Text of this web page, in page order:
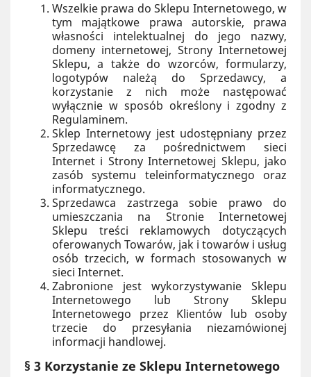
Wszelkie prawa do Sklepu Internetowego, w
tym majątkowe prawa autorskie, prawa
własności intelektualnej do jego nazwy,
domeny internetowej, Strony Internetowej
Sklepu, a także do wzorców, formularzy,
logotypów należą do Sprzedawcy, a
korzystanie z nich może następować
wyłącznie w sposób określony i zgodny z
Regulaminem.
Sklep Internetowy jest udostępniany przez
Sprzedawcę za pośrednictwem sieci
Internet i Strony Internetowej Sklepu, jako
zasób systemu teleinformatycznego oraz
informatycznego.
Sprzedawca zastrzega sobie prawo do
umieszczania na Stronie Internetowej
Sklepu treści reklamowych dotyczących
oferowanych Towarów, jak i towarów i usług
osób trzecich, w formach stosowanych w
sieci Internet.
Zabronione jest wykorzystywanie Sklepu
Internetowego lub Strony Sklepu
Internetowego przez Klientów lub osoby
trzecie do przesyłania niezamówionej
informacji handlowej.
§ 3 Korzystanie ze Sklepu Internetowego